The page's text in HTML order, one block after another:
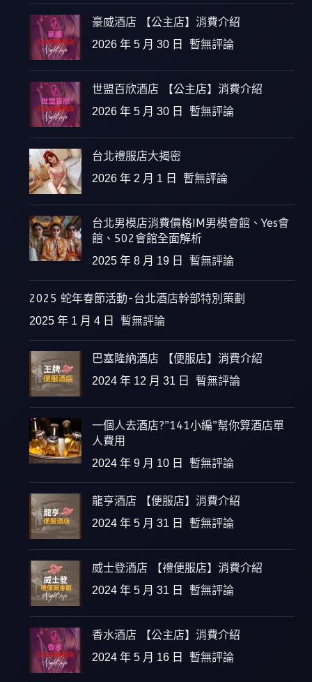
豪威酒店 【公主店】消費介紹
2026 年 5 月 30 日 暫無評論
世盟百欣酒店 【公主店】消費介紹
2026 年 5 月 30 日 暫無評論
台北禮服店大揭密
2026 年 2 月 1 日 暫無評論
台北男模店消費價格!M男模會館、Yes會
館、502會館全面解析
2025 年 8 月 19 日 暫無評論
2025 蛇年春節活動-台北酒店幹部特別策劃
2025 年 1 月 4 日 暫無評論
巴塞隆納酒店 【便服店】消費介紹
2024 年 12 月 31 日 暫無評論
一個人去酒店?”141小編”幫你算酒店單
人費用
2024 年 9 月 10 日 暫無評論
龍亨酒店 【便服店】消費介紹
2024 年 5 月 31 日 暫無評論
威士登酒店 【禮便服店】消費介紹
2024 年 5 月 31 日 暫無評論
香水酒店 【公主店】消費介紹
2024 年 5 月 16 日 暫無評論